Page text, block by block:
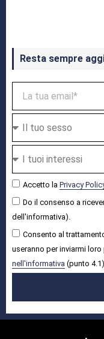
Resta sempre
Accetto la Privacy
Do il consenso a
dell'informativa).
Consento al
useranno per inviarmi
nell'informativa (punto 4.1).